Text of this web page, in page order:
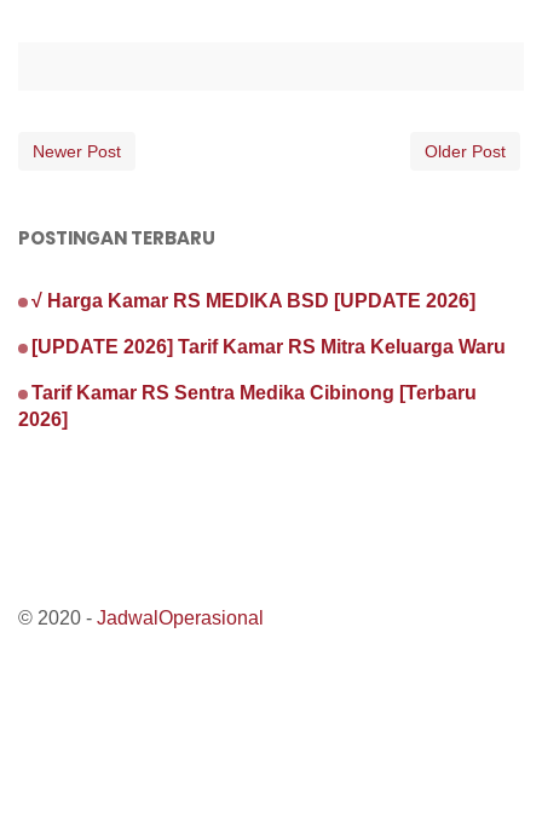
Newer Post Older Post
POSTINGAN TERBARU
√ Harga Kamar RS MEDIKA BSD [UPDATE 2026]
[UPDATE 2026] Tarif Kamar RS Mitra Keluarga Waru
Tarif Kamar RS Sentra Medika Cibinong [Terbaru
2026]
© 2020 - JadwalOperasional